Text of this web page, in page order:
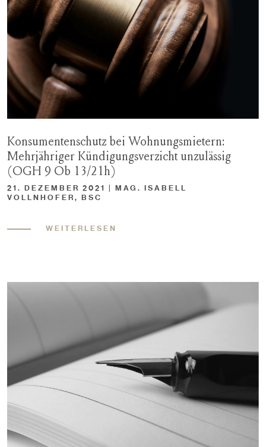
Konsumentenschutz bei Wohnungsmietern:
Mehrjähriger Kündigungsverzicht unzulässig
(OGH 9 Ob 13/21h)
21. DEZEMBER 2021 | MAG. ISABELL
VOLLNHOFER, BSC
WEITERLESEN